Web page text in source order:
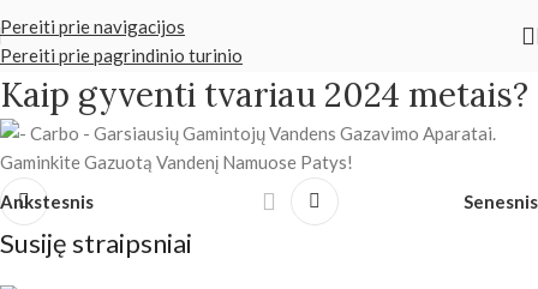
Pereiti prie navigacijos
Pereiti prie pagrindinio turinio
Kaip gyventi tvariau 2024 metais?
Ankstesnis Senesnis
Susiję straipsniai